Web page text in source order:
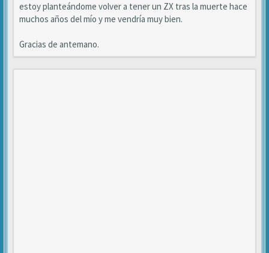
estoy planteándome volver a tener un ZX tras la muerte hace
muchos años del mío y me vendría muy bien.
Gracias de antemano.